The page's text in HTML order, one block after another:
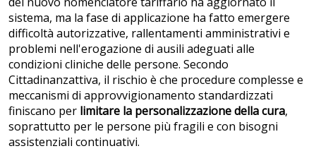
sistema, ma la fase di applicazione ha fatto emergere
difficoltà autorizzative, rallentamenti amministrativi e
problemi nell'erogazione di ausili adeguati alle
condizioni cliniche delle persone. Secondo
Cittadinanzattiva, il rischio è che procedure complesse e
meccanismi di approvvigionamento standardizzati
finiscano per limitare la personalizzazione della cura,
soprattutto per le persone più fragili e con bisogni
assistenziali continuativi.